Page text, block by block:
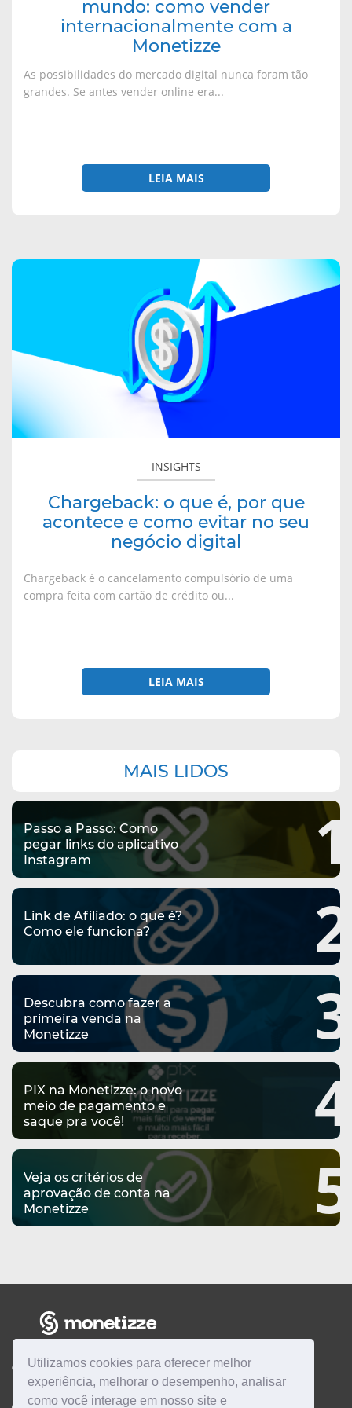
Utilizamos cookies para oferecer melhor
experiência, melhorar o desempenho, analisar
como você interage em nosso site e
mundo: como vender
internacionalmente com a
Monetizze
As possibilidades do mercado digital nunca foram tão
grandes. Se antes vender online era...
LEIA MAIS
INSIGHTS
Chargeback: o que é, por que
acontece e como evitar no seu
negócio digital
Chargeback é o cancelamento compulsório de uma
compra feita com cartão de crédito ou...
LEIA MAIS
sobre
Chargeback:
o
que
é,
por
que
acontece
como
no
negócio
digital
Navegação
complementar
MAIS LIDOS
1
Passo a Passo: Como
pegar links do aplicativo
Instagram
2
Link de Afiliado: o que é?
Como ele funciona?
3
Descubra como fazer a
primeira venda na
Monetizze
4
PIX na Monetizze: o novo
meio de pagamento e
saque pra você!
5
Veja os critérios de
aprovação de conta na
Monetizze
CENTRAL DE AJUDA